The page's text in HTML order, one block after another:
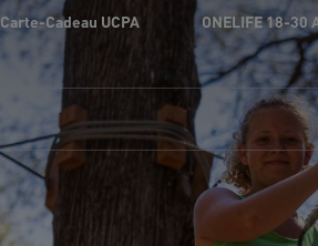
Carte-Cadeau UCPA ONELIFE 18-30